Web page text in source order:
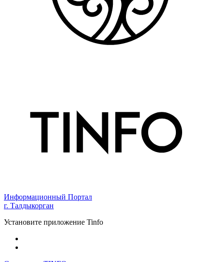
Информационный Портал
г. Талдыкорган
Установите приложение Tinfo